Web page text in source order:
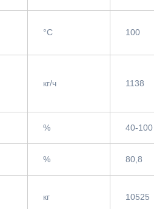
°С 100
кг/ч 1138
% 40-100
% 80,8
кг 10525